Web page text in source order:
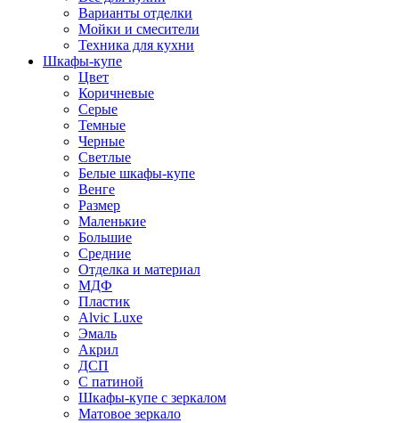
Варианты отделки
Мойки и смесители
Техника для кухни
Шкафы-купе
Цвет
Коричневые
Серые
Темные
Черные
Светлые
Белые шкафы-купе
Венге
Размер
Маленькие
Большие
Средние
Отделка и материал
МДФ
Пластик
Alvic Luxe
Эмаль
Акрил
ДСП
С патиной
Шкафы-купе с зеркалом
Матовое зеркало